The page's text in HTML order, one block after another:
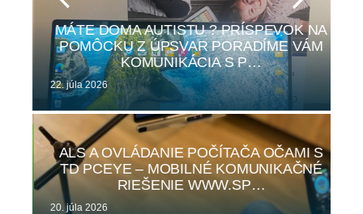
MÁTE DOMA AUTISTU ? PRÍSPEVOK NA
POMÔCKU Z ÚPSVAR PORADÍME VÁM
KOMUNIKÁCIA S P…
22. júla 2026
ALS A OVLÁDANIE POČÍTAČA OČAMI S
TD PCEYE – MOBILNÉ KOMUNIKAČNÉ
RIEŠENIE WWW.SP…
20. júla 2026